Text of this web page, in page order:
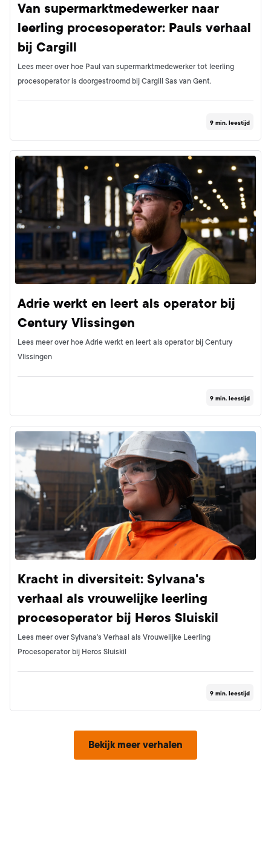
Van supermarktmedewerker naar
leerling procesoperator: Pauls verhaal
bij Cargill
Lees meer over hoe Paul van supermarktmedewerker tot leerling
procesoperator is doorgestroomd bij Cargill Sas van Gent.
9 min. leestijd
Adrie werkt en leert als operator bij
Century Vlissingen
Lees meer over hoe Adrie werkt en leert als operator bij Century
Vlissingen
9 min. leestijd
Kracht in diversiteit: Sylvana's
verhaal als vrouwelijke leerling
procesoperator bij Heros Sluiskil
Lees meer over Sylvana's Verhaal als Vrouwelijke Leerling
Procesoperator bij Heros Sluiskil
9 min. leestijd
Bekijk meer verhalen